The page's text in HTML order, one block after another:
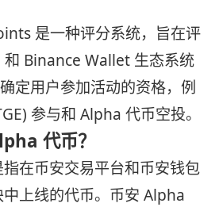
是一种评分系统，旨在评
Binance Wallet 生态系统
定用户参加活动的资格，例
参与和 Alpha 代币空投。
代币？
在币安交易平台和币安钱包
上线的代币。币安 Alpha